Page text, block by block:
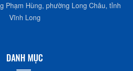
Phạm Hùng, phường Long Châu, tỉnh
Vĩnh Long
DANH MỤC